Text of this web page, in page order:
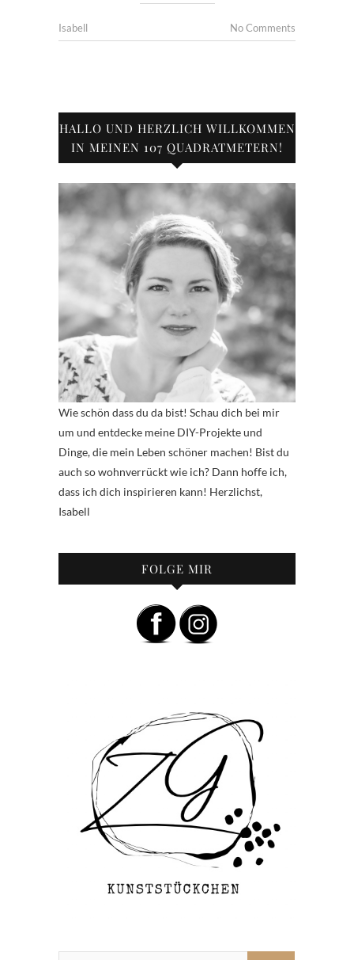
Isabell No Comments
HALLO UND HERZLICH WILLKOMMEN
IN MEINEN 107 QUADRATMETERN!
Wie schön dass du da bist! Schau dich bei mir
um und entdecke meine DIY-Projekte und
Dinge, die mein Leben schöner machen! Bist du
auch so wohnverrückt wie ich? Dann hoffe ich,
dass ich dich inspirieren kann! Herzlichst,
Isabell
FOLGE MIR